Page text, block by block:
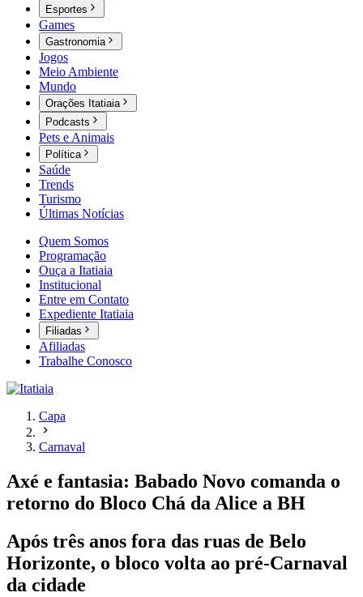
Esportes
Games
Gastronomia
Jogos
Meio Ambiente
Mundo
Orações Itatiaia
Podcasts
Pets e Animais
Política
Saúde
Trends
Turismo
Últimas Notícias
Quem Somos
Programação
Ouça a Itatiaia
Institucional
Entre em Contato
Expediente Itatiaia
Filiadas
Afiliadas
Trabalhe Conosco
Capa
Carnaval
Axé e fantasia: Babado Novo comanda o
retorno do Bloco Chá da Alice a BH
Após três anos fora das ruas de Belo
Horizonte, o bloco volta ao pré-Carnaval
da cidade